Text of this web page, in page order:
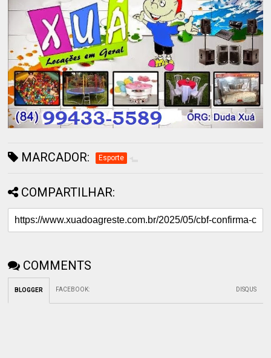
MARCADOR: Esporte
COMPARTILHAR:
COMMENTS
BLOGGER FACEBOOK: DISQUS